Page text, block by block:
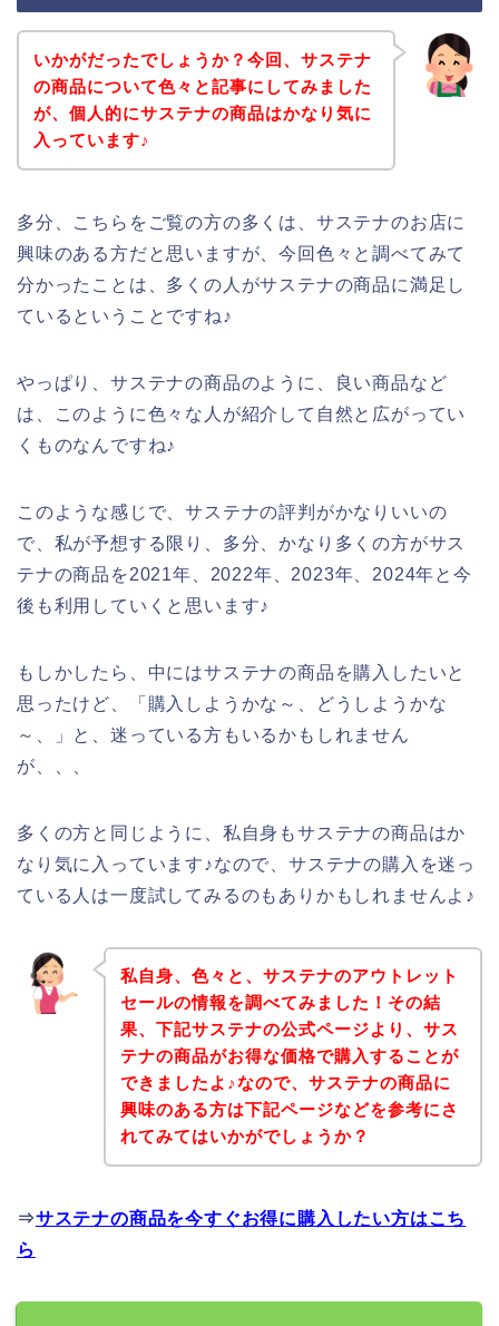
いかがだったでしょうか？今回、サステナ
の商品について色々と記事にしてみました
が、個人的にサステナの商品はかなり気に
入っています♪
多分、こちらをご覧の方の多くは、サステナのお店に
興味のある方だと思いますが、今回色々と調べてみて
分かったことは、多くの人がサステナの商品に満足し
ているということですね♪
やっぱり、サステナの商品のように、良い商品など
は、このように色々な人が紹介して自然と広がってい
くものなんですね♪
このような感じで、サステナの評判がかなりいいの
で、私が予想する限り、多分、かなり多くの方がサス
テナの商品を2021年、2022年、2023年、2024年と今
後も利用していくと思います♪
もしかしたら、中にはサステナの商品を購入したいと
思ったけど、「購入しようかな～、どうしようかな
～、」と、迷っている方もいるかもしれません
が、、、
多くの方と同じように、私自身もサステナの商品はか
なり気に入っています♪なので、サステナの購入を迷っ
ている人は一度試してみるのもありかもしれませんよ♪
私自身、色々と、サステナのアウトレット
セールの情報を調べてみました！その結
果、下記サステナの公式ページより、サス
テナの商品がお得な価格で購入することが
できましたよ♪なので、サステナの商品に
興味のある方は下記ページなどを参考にさ
れてみてはいかがでしょうか？
⇒サステナの商品を今すぐお得に購入したい方はこち
ら